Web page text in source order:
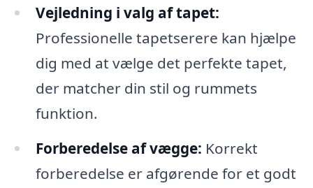
Vejledning i valg af tapet:
Professionelle tapetserere kan hjælpe
dig med at vælge det perfekte tapet,
der matcher din stil og rummets
funktion.
Forberedelse af vægge: Korrekt
forberedelse er afgørende for et godt